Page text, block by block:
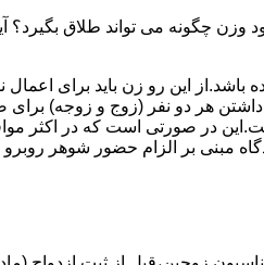
می تواند طلاق بگیرد؟
باشد.از این رو زن باید برای
هر دو نفر (زوج و زوجه)
در صورتی است که در اکثر
مبنی بر الزام حضور شوهر